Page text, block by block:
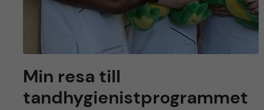
Min resa till
tandhygienistprogrammet